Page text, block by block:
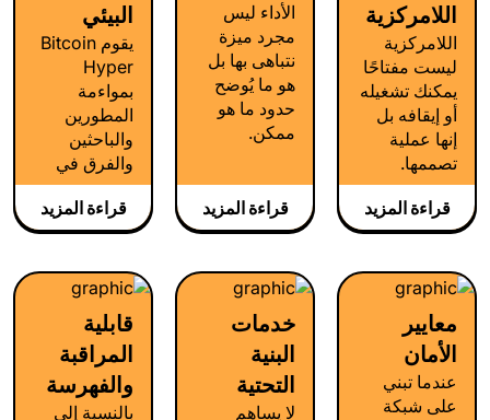
اللامركزية
اللامركزية
ليست مفتاحًا
يمكنك تشغيله
أو إيقافه بل
إنها عملية
تصممها.
بالنسبة لـ
Bitcoin
Hyper، هذه
أساسية لكل
أجهزة
التسلسل إلى
مزودي البنية
التحتية إلى
قراءة المزيد
الأداء ليس
مجرد ميزة
نتباهى بها بل
هو ما يُوضح
حدود ما هو
ممكن.
لعملة Bitcoin
Hyper، فإن
فهم الأداء
معرفة مدى
سرعة وكفاءة
وثبات تقنية
على بيتكوين
وتعمل عبر آلة
قراءة المزيد
البيئي
يقوم Bitcoin
Hyper
بمواءمة
المطورين
والباحثين
والفرق في
وقت مبكر
لتحويل البنية
الأساسية
نظام بيئي
وليس مجرد
كود.
قراءة المزيد
معايير
الأمان
عندما تبني
على شبكة
خدمات
البنية
التحتية
لا يساهم
قابلية
المراقبة
والفهرسة
بالنسبة إلى